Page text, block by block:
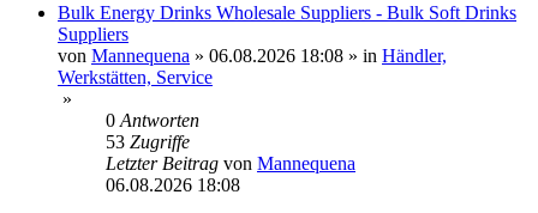
Bulk Energy Drinks Wholesale Suppliers - Bulk Soft Drinks
Suppliers
von Mannequena » 06.08.2026 18:08 » in Händler,
Werkstätten, Service
»
0 Antworten
53 Zugriffe
Letzter Beitrag von Mannequena
06.08.2026 18:08